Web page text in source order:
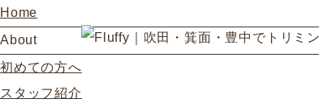
Home
About
初めての方へ
スタッフ紹介